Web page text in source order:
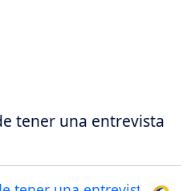
tener una entrevista